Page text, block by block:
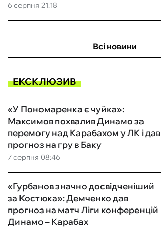
6 серпня 21:18
Всі новини
ЕКСКЛЮЗИВ
7 серпня 08:46
«У Пономаренка є чуйка»:
Максимов похвалив Динамо за
перемогу над Карабахом у ЛК і дав
прогноз на гру в Баку
«Гурбанов значно досвідченіший
за Костюка»: Демченко дав
прогноз на матч Ліги конференцій
Динамо – Карабах